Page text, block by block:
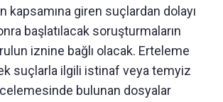
kapsamına giren suçlardan dolayı
başlatılacak soruşturmaların
iznine bağlı olacak. Erteleme
suçlarla ilgili istinaf veya temyiz
bulunan dosyalar